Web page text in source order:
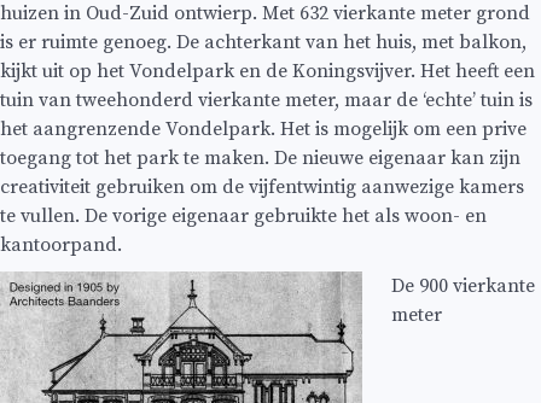
huizen in Oud-Zuid ontwierp. Met 632 vierkante meter grond
is er ruimte genoeg. De achterkant van het huis, met balkon,
kijkt uit op het Vondelpark en de Koningsvijver. Het heeft een
tuin van tweehonderd vierkante meter, maar de ‘echte’ tuin is
het aangrenzende Vondelpark. Het is mogelijk om een prive
toegang tot het park te maken. De nieuwe eigenaar kan zijn
creativiteit gebruiken om de vijfentwintig aanwezige kamers
te vullen. De vorige eigenaar gebruikte het als woon- en
kantoorpand.
De 900 vierkante
meter